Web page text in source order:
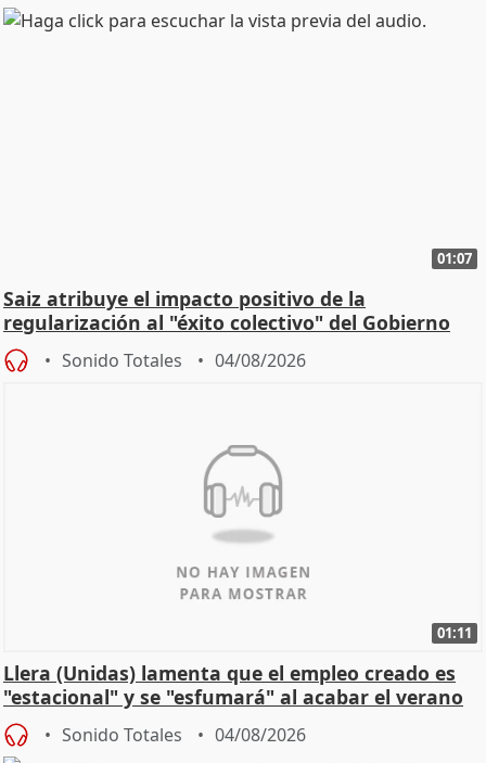
01:07
Saiz atribuye el impacto positivo de la
regularización al "éxito colectivo" del Gobierno
Sonido Totales 04/08/2026
01:11
Llera (Unidas) lamenta que el empleo creado es
"estacional" y se "esfumará" al acabar el verano
Sonido Totales 04/08/2026